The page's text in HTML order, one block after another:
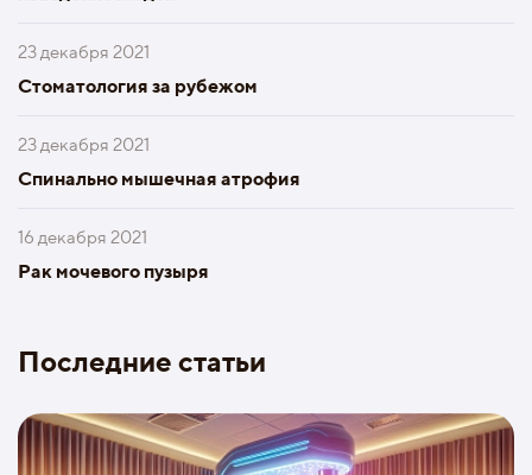
23 декабря 2021
Стоматология за рубежом
23 декабря 2021
Спинально мышечная атрофия
16 декабря 2021
Рак мочевого пузыря
Последние статьи